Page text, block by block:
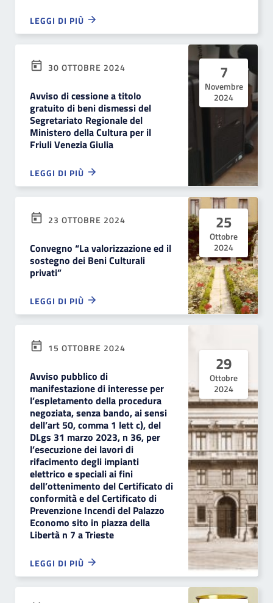
LEGGI DI PIÙ
7
Novembre
2024
30 OTTOBRE 2024
Avviso di cessione a titolo
gratuito di beni dismessi del
Segretariato Regionale del
Ministero della Cultura per il
Friuli Venezia Giulia
LEGGI DI PIÙ
25
Ottobre
2024
23 OTTOBRE 2024
Convegno “La valorizzazione ed il
sostegno dei Beni Culturali
privati”
LEGGI DI PIÙ
29
Ottobre
2024
15 OTTOBRE 2024
Avviso pubblico di
manifestazione di interesse per
l’espletamento della procedura
negoziata, senza bando, ai sensi
dell’art 50, comma 1 lett c), del
DLgs 31 marzo 2023, n 36, per
l’esecuzione dei lavori di
rifacimento degli impianti
elettrico e speciali ai fini
dell’ottenimento del Certificato di
conformità e del Certificato di
Prevenzione Incendi del Palazzo
Economo sito in piazza della
Libertà n 7 a Trieste
LEGGI DI PIÙ